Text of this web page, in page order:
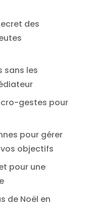
des
sans les
gestes pour
pour gérer
objectifs
pour une
de Noël en